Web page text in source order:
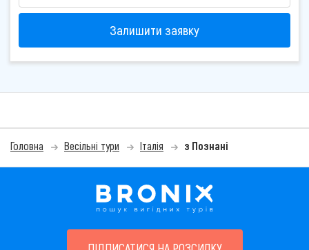
Залишити заявку
Головна Весільні тури Італія з Познані